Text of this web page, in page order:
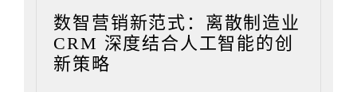
数智营销新范式：离散制造业
CRM 深度结合人工智能的创
新策略